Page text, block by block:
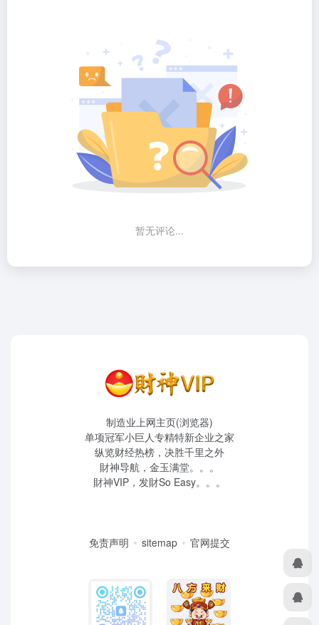
暂无评论...
制造业上网主页(浏览器)
单项冠军小巨人专精特新企业之家
纵览财经热榜，决胜千里之外
財神导航，金玉满堂。。。
財神VIP，发財So Easy。。。
免责声明 sitemap 官网提交